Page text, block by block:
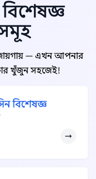
— এখন আপনার
খুঁজুন সহজেই!
বিশেষজ্ঞ